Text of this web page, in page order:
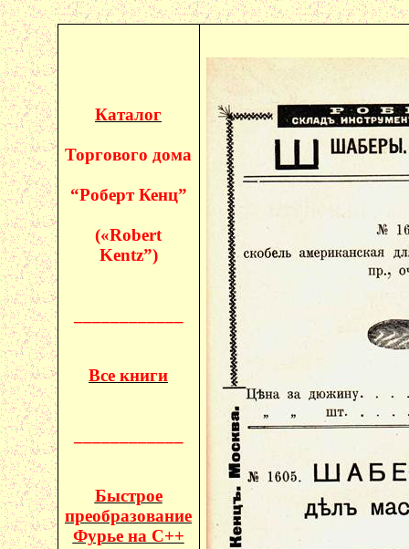
Каталог
Торгового дома
“РобертКенц”
(«Robert
Kentz”)
Все книги
Быстрое
преобразование
Фурье на C++